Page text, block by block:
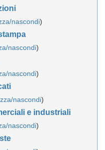
nascondi)
nascondi)
nascondi)
nascondi)
e industriali
nascondi)